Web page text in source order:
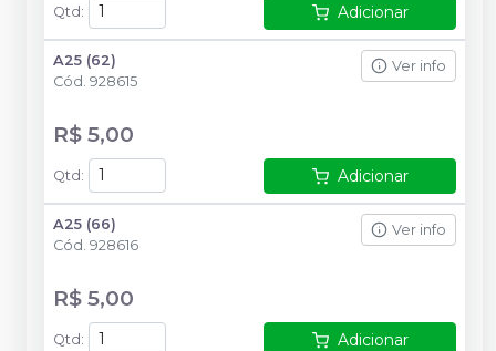
Qtd : Adicionar
A25 (62)
Cód. 928615
Ver info
R$ 5,00
Qtd : Adicionar
A25 (66)
Cód. 928616
Ver info
R$ 5,00
Qtd: Adicionar